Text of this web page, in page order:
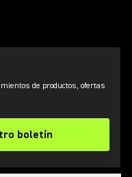
de productos, ofertas
boletín